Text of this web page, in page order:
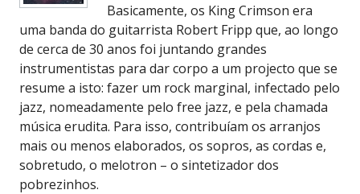
Basicamente, os King Crimson era
uma banda do guitarrista Robert Fripp que, ao longo
de cerca de 30 anos foi juntando grandes
instrumentistas para dar corpo a um projecto que se
resume a isto: fazer um rock marginal, infectado pelo
jazz, nomeadamente pelo free jazz, e pela chamada
música erudita. Para isso, contribuíam os arranjos
mais ou menos elaborados, os sopros, as cordas e,
sobretudo, o melotron – o sintetizador dos
pobrezinhos.